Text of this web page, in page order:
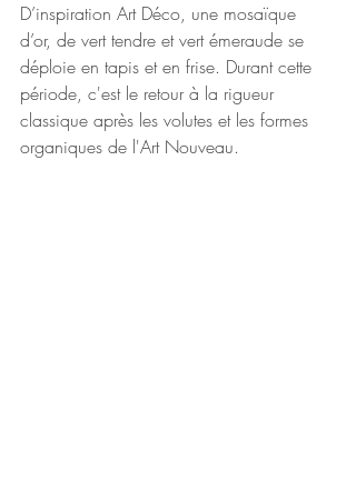
D’inspiration Art Déco, une mosaïque
d’or, de vert tendre et vert émeraude se
déploie en tapis et en frise. Durant cette
période, c'est le retour à la rigueur
classique après les volutes et les formes
organiques de l'Art Nouveau.